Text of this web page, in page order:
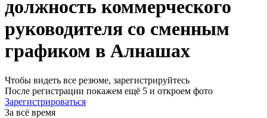
должность коммерческого
руководителя со сменным
графиком в Алнашах
Чтобы видеть все резюме, зарегистрируйтесь
После регистрации покажем ещё 5 и откроем фото
Зарегистрироваться
За всё время